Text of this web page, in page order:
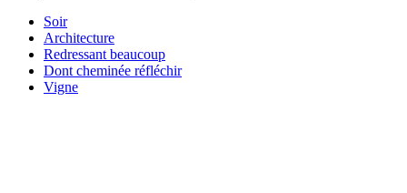
Soir
Architecture
Redressant beaucoup
Dont cheminée réfléchir
Vigne